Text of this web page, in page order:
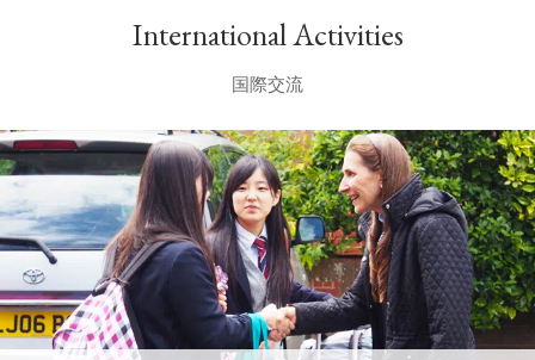
International Activities
国際交流